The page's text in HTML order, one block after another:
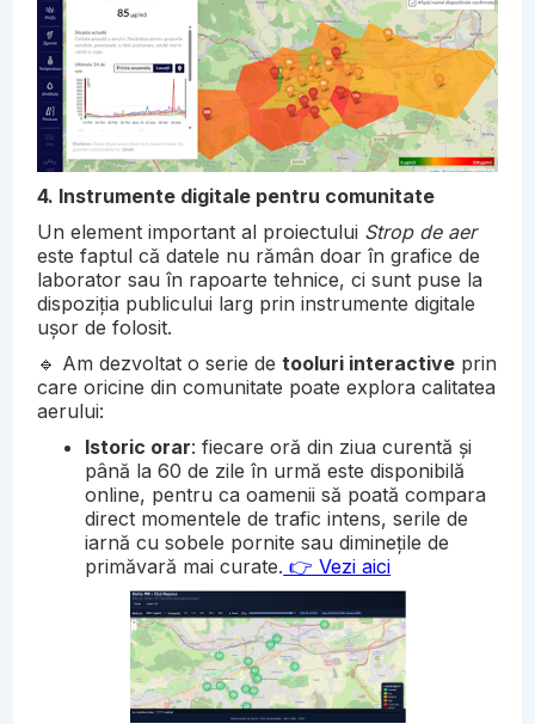
4. Instrumente digitale pentru comunitate
Un element important al proiectului Strop de aer
este faptul că datele nu rămân doar în grafice de
laborator sau în rapoarte tehnice, ci sunt puse la
dispoziția publicului larg prin instrumente digitale
ușor de folosit.
🔹 Am dezvoltat o serie detooluri interactive prin
care oricine din comunitate poate explora calitatea
aerului:
Istoric orar: fiecare oră din ziua curentă și
până la 60 de zile în urmă este disponibilă
online, pentru ca oamenii să poată compara
direct momentele de trafic intens, serile de
iarnă cu sobele pornite sau diminețile de
primăvară mai curate. 👉 Vezi aici